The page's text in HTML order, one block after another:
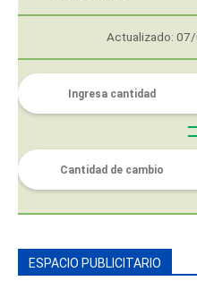
Actualizado:
ESPACIO PUBLICITARIO